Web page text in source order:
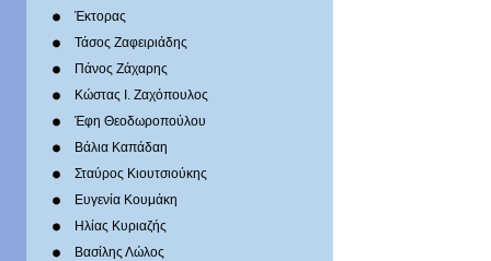
Έκτορας
Τάσος Ζαφειριάδης
Πάνος Ζάχαρης
Κώστας Ι. Ζαχόπουλoς
Έφη Θεοδωροπούλου
Βάλια Καπάδαη
Σταύρος Κιουτσιούκης
Ευγενία Κουμάκη
Ηλίας Κυριαζής
Βασίλης Λώλος